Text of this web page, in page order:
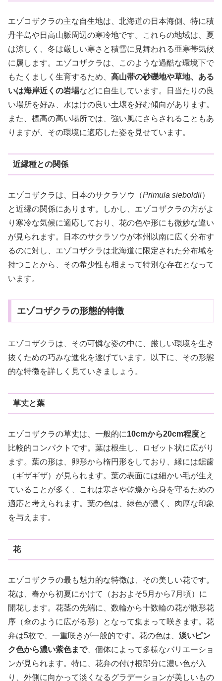
エゾコザクラの主な自生地は、北海道の日本海側、特に積
丹半島や日高山脈周辺の寒冷地です。これらの地域は、夏
は涼しく、冬は厳しい寒さと積雪に見舞われる亜寒帯気候
に属します。エゾコザクラは、このような過酷な環境下で
もたくましく生育するため、 高山帯の砂礫地や草地、ある
いは海岸近くの岩場などに自生しています。日当たりの良
い場所を好み、水はけの良い土壌を好む傾向があります。
また、標高の高い場所では、強い風にさらされることもあ
りますが、その環境に適応した姿を見せています。
近縁種との関係
エゾコザクラは、日本のサクラソウ（Primula sieboldii）
と近縁の関係にあります。しかし、エゾコザクラの方がよ
り寒冷な気候に適応しており、花の色や形にも微妙な違い
が見られます。日本のサクラソウが本州以南に広く分布す
るのに対し、エゾコザクラは北海道に限定された分布域を
持つことから、その希少性も相まって特別な存在となって
います。
エゾコザクラの形態的特徴
エゾコザクラは、その可憐な姿の中に、厳しい環境を生き
抜くための巧みな進化を遂げています。以下に、その形態
的な特徴を詳しく見ていきましょう。
草丈と葉
エゾコザクラの草丈は、一般的に10cmから20cm程度と
比較的コンパクトです。葉は根生し、ロゼット状に広がり
ます。葉の形は、卵形から楕円形をしており、縁には鋸歯
（ギザギザ）が見られます。葉の表面には細かい毛が生え
ていることが多く、これは寒さや乾燥から身を守るための
適応と考えられます。葉の色は、緑色が濃く、肉厚な印象
を与えます。
花
エゾコザクラの最も魅力的な特徴は、その美しい花です。
花は、春から初夏にかけて（おおよそ5月から7月頃）に
開花します。花茎の先端に、数輪から十数輪の花が散形花
序（傘のように広がる形）となって集まって咲きます。花
弁は5枚で、一重咲きが一般的です。花の色は、 淡いピン
ク色から濃い紫色まで、個体によって多様なバリエーショ
ンが見られます。特に、花弁の付け根部分に濃い色が入
り、外側に向かって淡くなるグラデーションが美しいもの